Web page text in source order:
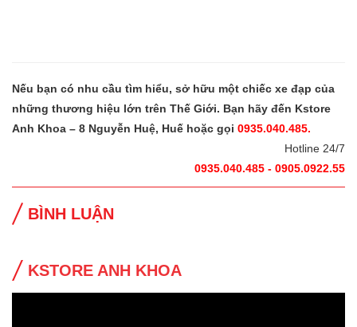
Nếu bạn có nhu cầu tìm hiểu, sở hữu một chiếc xe đạp của
những thương hiệu lớn trên Thế Giới. Bạn hãy đến Kstore
Anh Khoa – 8 Nguyễn Huệ, Huế hoặc gọi 0935.040.485.
Hotline 24/7
0935.040.485 - 0905.0922.55
BÌNH LUẬN
KSTORE ANH KHOA